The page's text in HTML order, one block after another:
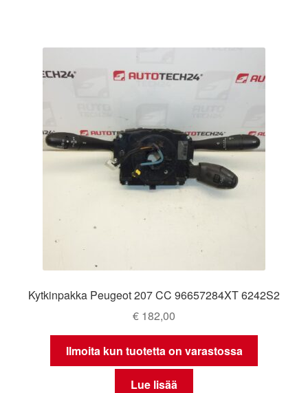
Kytkinpakka Peugeot 207 CC 96657284XT 6242S2
€ 182,00
Ilmoita kun tuotetta on varastossa
Lue lisää